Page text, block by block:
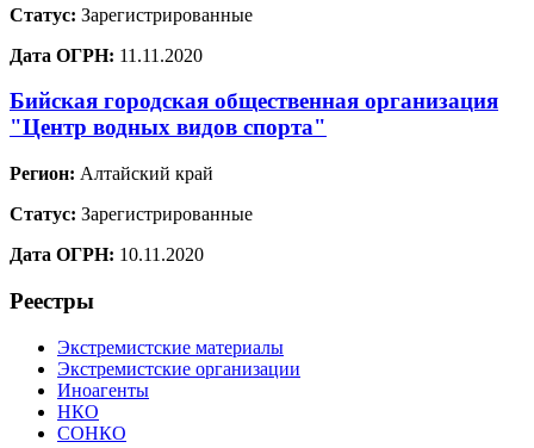
Статус: Зарегистрированные
Дата ОГРН: 11.11.2020
Бийская городская общественная организация
"Центр водных видов спорта"
Регион: Алтайский край
Статус: Зарегистрированные
Дата ОГРН: 10.11.2020
Реестры
Экстремистские материалы
Экстремистские организации
Иноагенты
НКО
СОНКО